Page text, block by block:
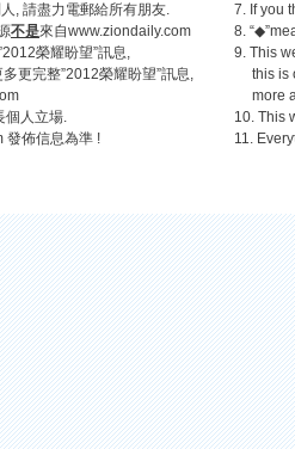
, 請盡力電郵給所有朋友.
不是來自www.ziondaily.com
榮耀盼望”訊息,
更完整”2012榮耀盼望”訊息,
個人立場.
發佈信息為準 !
7. If you
8.
9. This
this is
more
10. This
11.